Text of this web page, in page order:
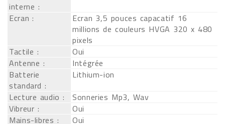
interne :
Ecran :
Ecran 3,5 pouces capacatif 16
millions de couleurs HVGA 320 x 480
pixels
Tactile :
Oui
Antenne :
Intégrée
Batterie
standard :
Lithium-ion
Lecture audio :
Sonneries Mp3, Wav
Vibreur :
Oui
Mains-libres :
Oui